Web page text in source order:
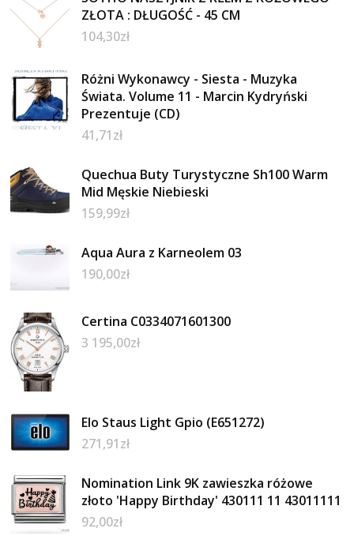
ZŁOTA : DŁUGOŚĆ - 45 CM
104,30zł
Różni Wykonawcy - Siesta - Muzyka
Świata. Volume 11 - Marcin Kydryński
Prezentuje (CD)
41,71zł
Quechua Buty Turystyczne Sh100 Warm
Mid Męskie Niebieski
159,99zł
Aqua Aura z Karneolem 03
190,00zł
Certina C0334071601300
3 195,00zł
Elo Staus Light Gpio (E651272)
271,91zł
Nomination Link 9K zawieszka różowe
złoto 'Happy Birthday' 430111 11 43011111
92,00zł